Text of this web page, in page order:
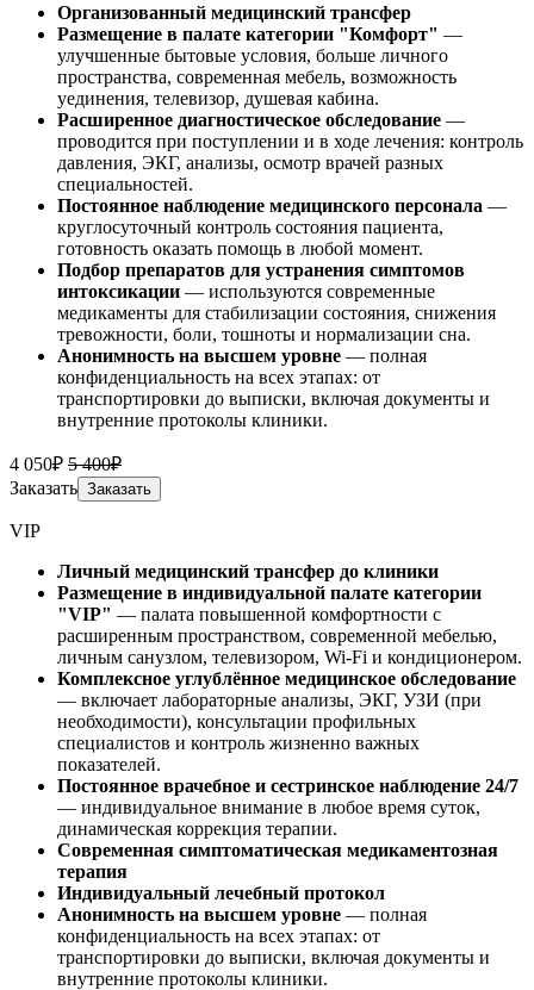
Организованный медицинский трансфер
Размещение в палате категории "Комфорт" —
улучшенные бытовые условия, больше личного
пространства, современная мебель, возможность
уединения, телевизор, душевая кабина.
Расширенное диагностическое обследование —
проводится при поступлении и в ходе лечения: контроль
давления, ЭКГ, анализы, осмотр врачей разных
специальностей.
Постоянное наблюдение медицинского персонала —
круглосуточный контроль состояния пациента,
готовность оказать помощь в любой момент.
Подбор препаратов для устранения симптомов
интоксикации — используются современные
медикаменты для стабилизации состояния, снижения
тревожности, боли, тошноты и нормализации сна.
Анонимность на высшем уровне — полная
конфиденциальность на всех этапах: от
транспортировки до выписки, включая документы и
внутренние протоколы клиники.
4 050₽ 5 400₽
Заказать Заказать
VIP
Личный медицинский трансфер до клиники
Размещение в индивидуальной палате категории
"VIP" — палата повышенной комфортности с
расширенным пространством, современной мебелью,
личным санузлом, телевизором, Wi-Fi и кондиционером.
Комплексное углублённое медицинское обследование
— включает лабораторные анализы, ЭКГ, УЗИ (при
необходимости), консультации профильных
специалистов и контроль жизненно важных
показателей.
Постоянное врачебное и сестринское наблюдение 24/7
— индивидуальное внимание в любое время суток,
динамическая коррекция терапии.
Современная симптоматическая медикаментозная
терапия
Индивидуальный лечебный протокол
Анонимность на высшем уровне — полная
конфиденциальность на всех этапах: от
транспортировки до выписки, включая документы и
внутренние протоколы клиники.